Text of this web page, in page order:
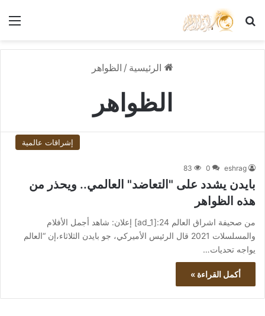
بحث عن
الرئيسية / الظواهر
الظواهر
إشراقات عالمية
eshrag
0
83
بايدن يشدد على "التعاضد" العالمي.. ويحذر من
هذه الظواهر
من صحيفة اشراق العالم 24:[ad_1] إعلان: شاهد أجمل الأفلام
والمسلسلات 2021 قال الرئيس الأميركي، جو بايدن الثلاثاء،إن “العالم
يواجه تحديات…
أكمل القراءة »